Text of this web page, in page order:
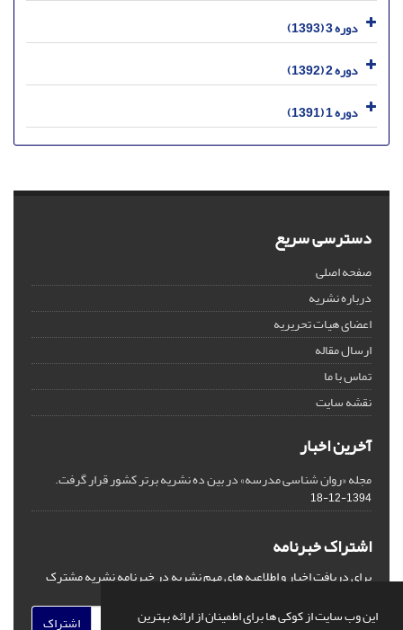
این وب سایت از کوکی ها برای اطمینان از ارائه بهترین
دوره 3 (1393)
دوره 2 (1392)
دوره 1 (1391)
دسترسی سریع
صفحه اصلی
درباره نشریه
اعضای هیات تحریریه
ارسال مقاله
تماس با ما
نقشه سایت
آخرین اخبار
مجله «روان شناسی مدرسه» در بین ده نشریه برتر کشور قرار گرفت.
1394-12-18
اشتراک خبرنامه
برای دریافت اخبار و اطلاعیه های مهم نشریه در خبرنامه نشریه مشترک
اشتراک